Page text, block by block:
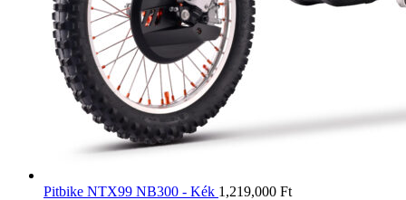
Pitbike NTX99 NB300 - Kék 1,219,000 Ft